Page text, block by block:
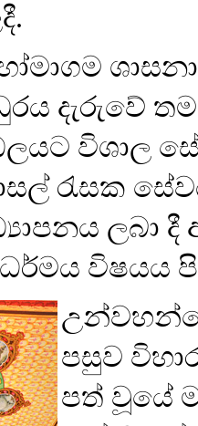
දැරුවේ
විශාල
රැසක
ලබා
විෂයය
පසුව
පත් වූයේ